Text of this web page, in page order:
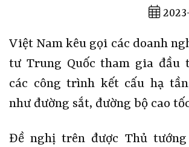
Việt Nam kêu gọi các doanh
tư Trung Quốc tham gia đầu
các công trình kết cấu hạ
như đường sắt, đường bộ cao
Đề nghị trên được Thủ